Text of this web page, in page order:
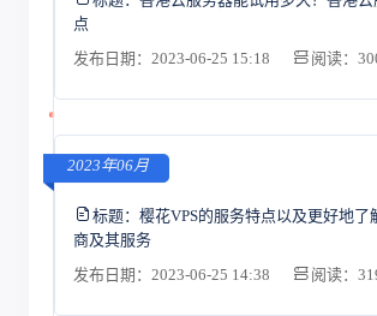
点
发布日期：2023-06-25 15:18
阅读：
2023年06月
标题： 樱花VPS的服务特点以及更好地了
商及其服务
发布日期：2023-06-25 14:38
阅读：